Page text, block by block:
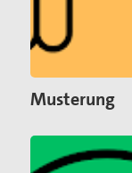
Musterung